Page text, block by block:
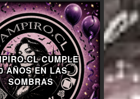
CUMPLE
AÑOS EN LAS
SOMBRAS